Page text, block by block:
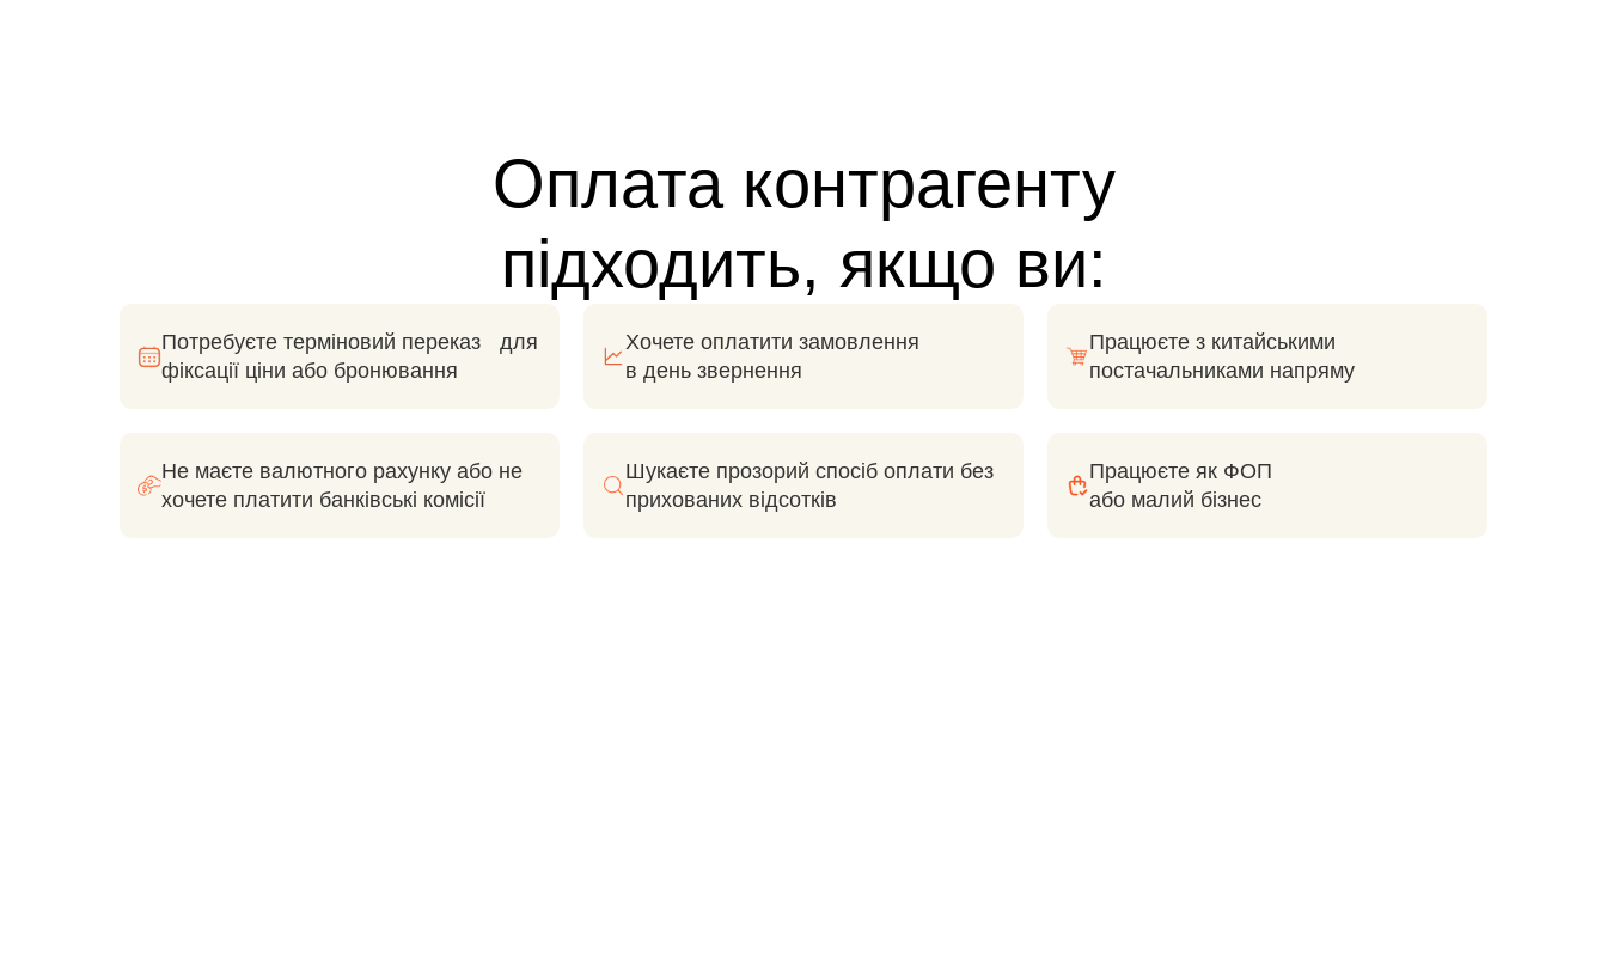
Оплата контрагенту
підходить, якщо ви:
Потребуєте терміновий переказ для
фіксації ціни або бронювання
Хочете оплатити замовлення
в день звернення
Працюєте з китайськими
постачальниками напряму
Не маєте валютного рахунку або не
хочете платити банківські комісії
Шукаєте прозорий спосіб оплати без
прихованих відсотків
Працюєте як ФОП
або малий бізнес